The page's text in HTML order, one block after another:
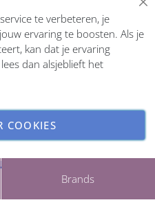
Brands
Inschrijven
All rights reserved.
te verbeteren, je
ervaring te boosten. Als je
kan dat je ervaring
dan alsjeblieft het
COOKIES
AANPASSEN